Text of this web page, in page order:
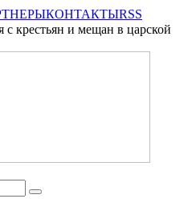
КОНТАКТЫRSS
с крестьян и мещан в царской